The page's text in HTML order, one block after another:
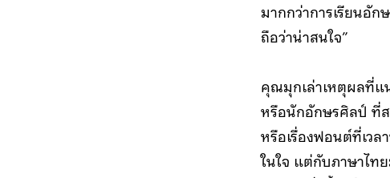
มากกว่าการเรียนอั
ถือว่าน่าสนใจ”
คุณมุกเล่าเหตุผลที่แ
หรือนักอักษรศิลป์ ที่
หรือเรื่องฟอนต์ที่เว
ในใจ แต่กับภาษาไท